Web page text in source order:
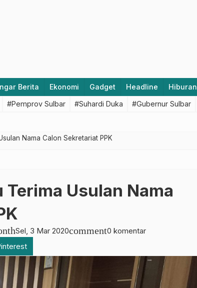
Berita Ekonomi Gadget Headline Hiburan
#Pemprov Sulbar #Suhardi Duka #Gubernur Sulbar
Nama Calon Sekretariat PPK
Usulan Nama
Sel, 3 Mar 2020comment0 komentar